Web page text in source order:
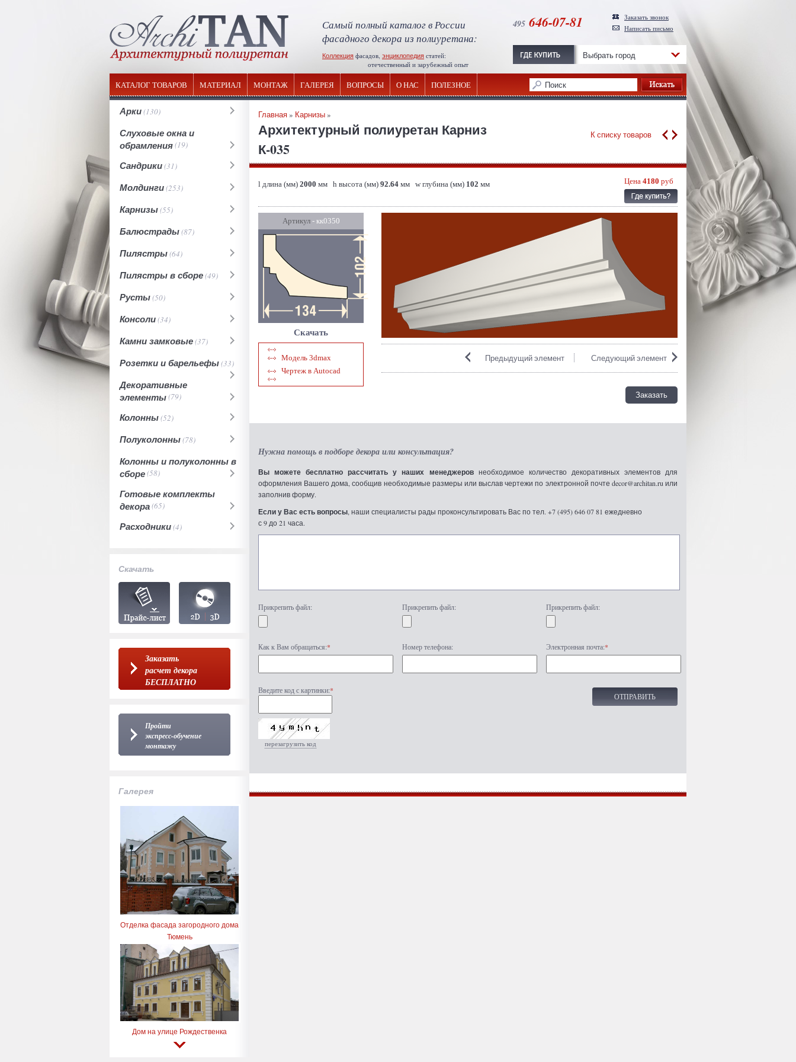
Самый полный каталог в России
фасадного декора из полиуретана:
Коллекция фасадов, энциклопедия статей:
отечественный и зарубежный опыт
495 646-07-81
Заказать звонок
Написать письмо
Выбрать город
КАТАЛОГ ТОВАРОВ МАТЕРИАЛ МОНТАЖ ГАЛЕРЕЯ ВОПРОСЫ О НАС ПОЛЕЗНОЕ
Арки(130)
Слуховые окна и
обрамления(19)
Сандрики(31)
Молдинги(253)
Карнизы(55)
Балюстрады(87)
Пилястры(64)
Пилястры в сборе(49)
Русты(50)
Консоли(34)
Камни замковые(37)
Розетки и барельефы(33)
Декоративные
элементы(79)
Колонны(52)
Полуколонны(78)
Колонны и полуколонны в
сборе(58)
Готовые комплекты
декора(65)
Расходники(4)
Скачать
Заказать
расчет декора
БЕСПЛАТНО
Пройти
экспресс-обучение
монтажу
Галерея
Отделка фасада загородного дома
Тюмень
Дом на улице Рождественка
Главная» Карнизы»
Архитектурный полиуретан Карниз
К-035
К списку товаров
l длина (мм) 2000 мм h высота (мм) 92.64 мм w глубина (мм) 102 мм Цена 4180 руб
Артикул- кк0350
Скачать
Модель 3dmax
Чертеж в Autocad
Следующий элемент
Предыдущий элемент
Заказать
Нужна помощь в подборе декора или консультация?
Вы можете бесплатно рассчитать у наших менеджеровнеобходимое количество декоративных элементов для
оформления Вашего дома, сообщив необходимые размеры или выслав чертежи по электронной почте decor@architan.ru или
заполнив форму.
Если у Вас есть вопросы , наши специалисты рады проконсультировать Вас по тел. +7 (495) 646 07 81 ежедневно
с 9 до 21 часа.
Прикрепить файл: Прикрепить файл: Прикрепить файл:
Как к Вам обращаться:* Номер телефона: Электронная почта:*
Введите код с картинки:*
перезагрузить код